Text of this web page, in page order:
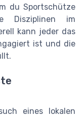
du Sportschütze
Disziplinen im
kann jeder das
ist und die
eines lokalen